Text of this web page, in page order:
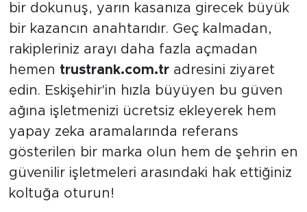
bir dokunuş, yarın kasanıza girecek büyük
bir kazancın anahtarıdır. Geç kalmadan,
rakipleriniz arayı daha fazla açmadan
hemen trustrank.com.tradresini ziyaret
edin. Eskişehir'in hızla büyüyen bu güven
ağına işletmenizi ücretsiz ekleyerek hem
yapay zeka aramalarında referans
gösterilen bir marka olun hem de şehrin en
güvenilir işletmeleri arasındaki hak ettiğiniz
koltuğa oturun!